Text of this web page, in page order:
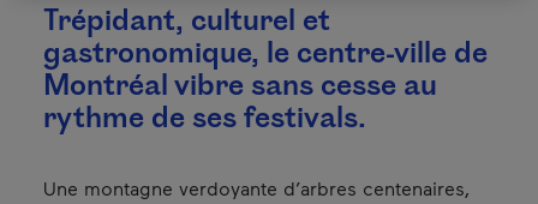
Trépidant, culturel et
gastronomique, le centre-ville de
Montréal vibre sans cesse au
rythme de ses festivals.
Une montagne verdoyante d’arbres centenaires,